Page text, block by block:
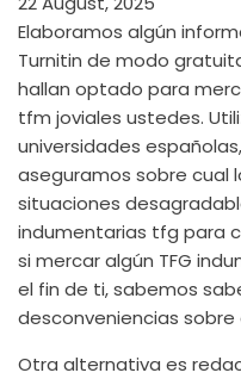
Elaboramos algún
Turnitin de modo
hallan optado para
tfm joviales ustedes.
universidades
aseguramos sobre cual
situaciones
indumentarias tfg para
si mercar algún TFG
el fin de ti, sabemos
desconveniencias
Otra alternativa es